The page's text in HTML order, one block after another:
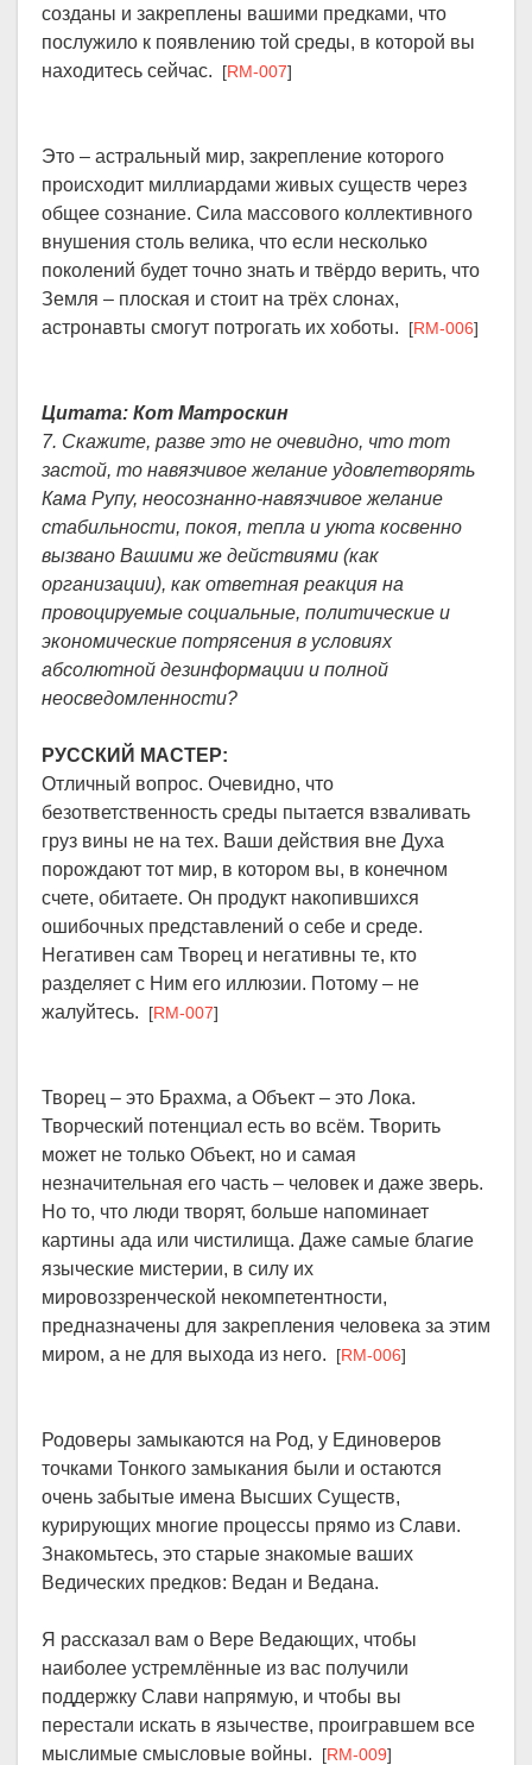
созданы и закреплены вашими предками, что
послужило к появлению той среды, в которой вы
находитесь сейчас. [RM-007]
Это – астральный мир, закрепление которого
происходит миллиардами живых существ через
общее сознание. Сила массового коллективного
внушения столь велика, что если несколько
поколений будет точно знать и твёрдо верить, что
Земля – плоская и стоит на трёх слонах,
астронавты смогут потрогать их хоботы. [RM-006]
Цитата: Кoт Матроскин
7. Скажите, разве это не очевидно, что тот
застой, то навязчивое желание удовлетворять
Кама Рупу, неосознанно-навязчивое желание
стабильности, покоя, тепла и уюта косвенно
вызвано Вашими же действиями (как
организации), как ответная реакция на
провоцируемые социальные, политические и
экономические потрясения в условиях
абсолютной дезинформации и полной
неосведомленности?
РУССКИЙ МАСТЕР:
Отличный вопрос. Очевидно, что
безответственность среды пытается взваливать
груз вины не на тех. Ваши действия вне Духа
порождают тот мир, в котором вы, в конечном
счете, обитаете. Он продукт накопившихся
ошибочных представлений о себе и среде.
Негативен сам Творец и негативны те, кто
разделяет с Ним его иллюзии. Потому – не
жалуйтесь. [RM-007]
Творец – это Брахма, а Объект – это Лока.
Творческий потенциал есть во всём. Творить
может не только Объект, но и самая
незначительная его часть – человек и даже зверь.
Но то, что люди творят, больше напоминает
картины ада или чистилища. Даже самые благие
языческие мистерии, в силу их
мировоззренческой некомпетентности,
предназначены для закрепления человека за этим
миром, а не для выхода из него. [RM-006]
Родоверы замыкаются на Род, у Единоверов
точками Тонкого замыкания были и остаются
очень забытые имена Высших Существ,
курирующих многие процессы прямо из Слави.
Знакомьтесь, это старые знакомые ваших
Ведических предков: Ведан и Ведана.
Я рассказал вам о Вере Ведающих, чтобы
наиболее устремлённые из вас получили
поддержку Слави напрямую, и чтобы вы
перестали искать в язычестве, проигравшем все
мыслимые смысловые войны. [RM-009]